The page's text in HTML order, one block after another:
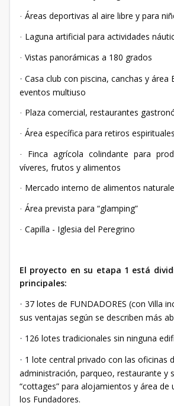
· Áreas deportivas al aire libre y para
· Laguna artificial para actividades
· Vistas panorámicas a 180 grados
· Casa club con piscina, canchas y área
eventos multiuso
· Plaza comercial, restaurantes
· Área específica para retiros
·
Finca agrícola colindante para
víveres, frutos y alimentos
· Mercado interno de alimentos
· Área prevista para “glamping”
· Capilla - Iglesia del Peregrino
El proyecto en su etapa 1 está
principales:
· 37 lotes de FUNDADORES (con Villa
sus ventajas según se describen más
· 126 lotes tradicionales sin ninguna
· 1 lote central privado con las oficinas
administración, parqueo, restaurante y
“cottages” para alojamientos y área de
los Fundadores.